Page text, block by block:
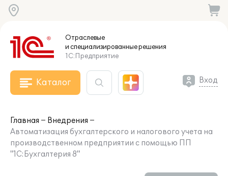
Отраслевые
и специализированныерешения
1С:Предприятие
Каталог Вход
Главная
Внедрения
Автоматизация бухгалтерского и налогового учета на
производственном предприятии с помощью ПП
"1C:Бухгалтерия 8"